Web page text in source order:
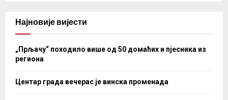
Најновије вијести
„Прљачу“ походило више од 50 домаћих и пјесника из
региона
Центар града вечерас је винска променада